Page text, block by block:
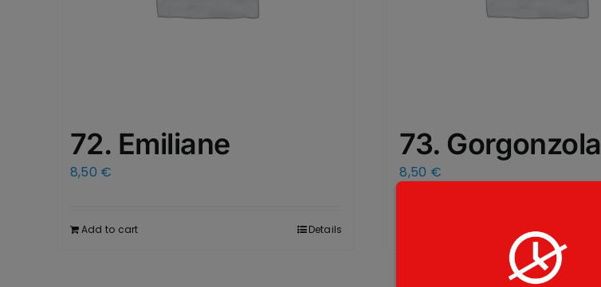
72. Emiliane
8,50 €
Add to cart Details
73. Gorgonzola
8,50 €